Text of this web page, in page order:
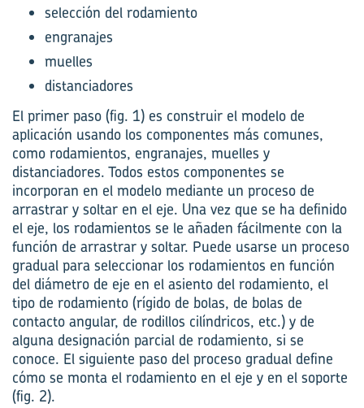
selección del rodamiento
engranajes
muelles
distanciadores
El primer paso (fig. 1) es construir el modelo de
aplicación usando los componentes más comunes,
como rodamientos, engranajes, muelles y
distanciadores. Todos estos componentes se
incorporan en el modelo mediante un proceso de
arrastrar y soltar en el eje. Una vez que se ha definido
el eje, los rodamientos se le añaden fácilmente con la
función de arrastrar y soltar. Puede usarse un proceso
gradual para seleccionar los rodamientos en función
del diámetro de eje en el asiento del rodamiento, el
tipo de rodamiento (rígido de bolas, de bolas de
contacto angular, de rodillos cilíndricos, etc.) y de
alguna designación parcial de rodamiento, si se
conoce. El siguiente paso del proceso gradual define
cómo se monta el rodamiento en el eje y en el soporte
(fig. 2).